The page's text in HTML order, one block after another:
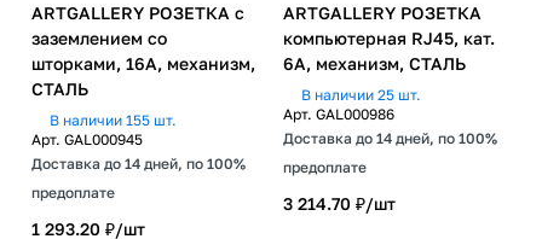
ARTGALLERY РОЗЕТКА с
заземлением со
шторками, 16А, механизм,
СТАЛЬ
В наличии 155 шт.
Арт. GAL000945
Доставка до 14 дней, по 100%
предоплате
1 293.20 ₽/шт
ARTGALLERY РОЗЕТКА
компьютерная RJ45, кат.
6A, механизм, СТАЛЬ
В наличии 25 шт.
Арт. GAL000986
Доставка до 14 дней, по 100%
предоплате
3 214.70 ₽/шт